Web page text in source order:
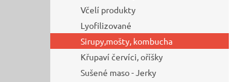
l
Včelí produkty
Lyofilizované
Sirupy,mošty, kombucha
Křupaví červíci, oříšky
Sušené maso - Jerky